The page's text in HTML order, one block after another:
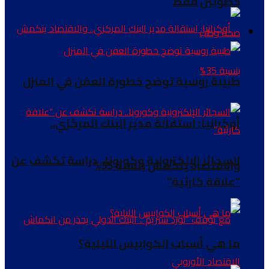
أوكرانيا: استقالة مدير البنك المركزي..
والاقتصاد ينكمش بنسبة 35%
صحة وطب
طبيبة روسية توضح خطورة العفن في المنزل
السجائر الإلكترونية وكورونا.. دراسة تكشف عن
“علاقة كارثية”
ما هي أسباب الكوابيس الليلية؟